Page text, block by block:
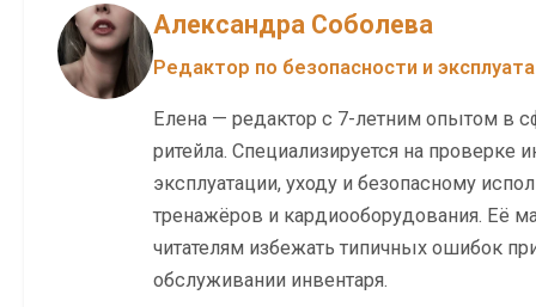
Александра Соболева
Редактор по безопасности и
Елена — редактор с 7-летним опытом в
ритейла. Специализируется на проверке
эксплуатации, уходу и безопасному
тренажёров и кардиооборудования. Её
читателям избежать типичных ошибок
обслуживании инвентаря.